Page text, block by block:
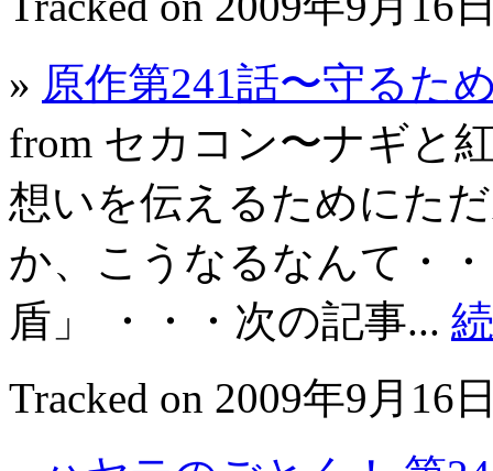
» 原作第241話〜守るた
from セカコン〜ナギと
想いを伝えるためにた
か、こうなるなんて・
盾」 ・・・次の記事...
Tracked on 2009年9月16